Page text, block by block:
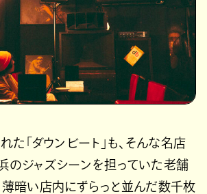
た「ダウンビート」も、そんな名店
のジャズシーンを担っていた老舗
薄暗い店内にずらっと並んだ数千枚